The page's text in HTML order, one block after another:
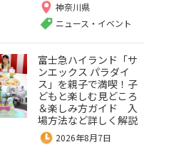
神奈川県
ニュース・イベント
富士急ハイランド「サ
ンエックス パラダイ
ス」を親子で満喫！子
どもと楽しむ見どころ
＆楽しみ方ガイド 入
場方法など詳しく解説
2026年8月7日